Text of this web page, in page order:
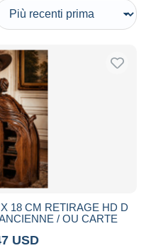
18 CM RETIRAGE HD D
/ OU CARTE
USD